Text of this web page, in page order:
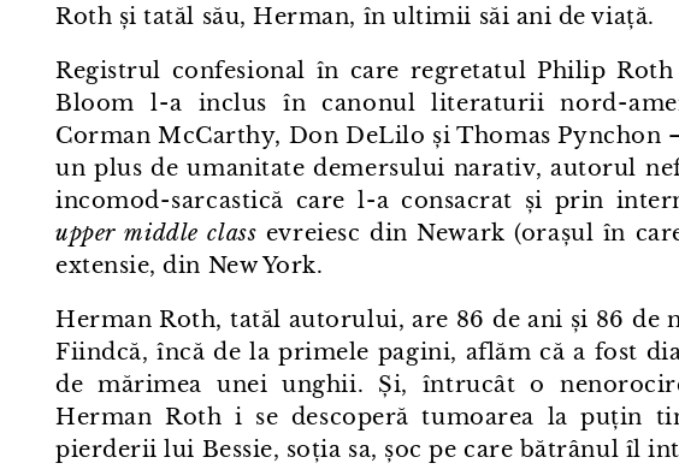
Roth și tatăl său, Herman, în ultimii săi ani de viață.
Registrul confesional în care regretatul Philip
Bloom l⁠-⁠a inclus în canonul literaturii nord⁠-⁠
Corman McCarthy, Don DeLilo și Thomas Pynchon
un plus de umanitate demersului narativ, autorul
incomod⁠-⁠sarcastică care l⁠-⁠a consacrat și prin
upper middle class evreiesc din Newark (orașul în
extensie, din New York.
Herman Roth, tatăl autorului, are 86 de ani și 86 de
Fiindcă, încă de la primele pagini, aflăm că a fost
de mărimea unei unghii. Și, întrucât o
Herman Roth i se descoperă tumoarea la puțin
pierderii lui Bessie, soția sa, șoc pe care bătrânul îl